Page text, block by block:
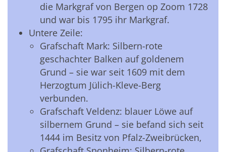
die Markgraf von Bergen op Zoom 1728
und war bis 1795 ihr Markgraf.
Untere Zeile:
Grafschaft Mark: Silbern-rote
geschachter Balken auf goldenem
Grund – sie war seit 1609 mit dem
Herzogtum Jülich-Kleve-Berg
verbunden.
Grafschaft Veldenz: blauer Löwe auf
silbernem Grund – sie befand sich seit
1444 im Besitz von Pfalz-Zweibrücken,